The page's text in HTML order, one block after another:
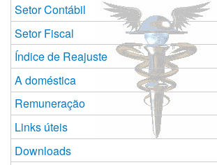
Setor Contábil
Setor Fiscal
Índice de Reajuste
A doméstica
Remuneração
Links úteis
Downloads